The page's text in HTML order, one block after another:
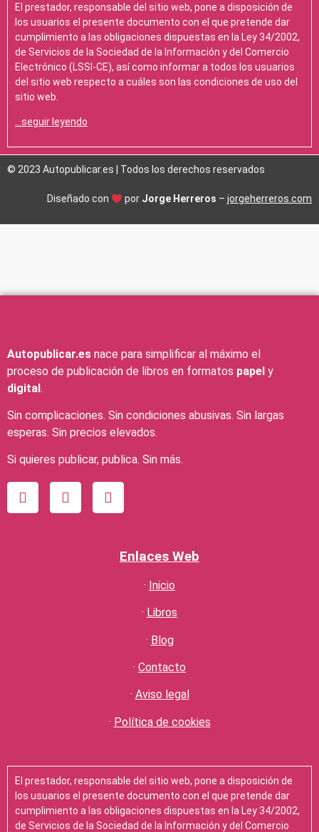
El prestador, responsable del sitio web, pone a disposición de
los usuarios el presente documento con el que pretende dar
cumplimiento a las obligaciones dispuestas en la Ley 34/2002,
de Servicios de la Sociedad de la Información y del Comercio
Electrónico (LSSI-CE), así como informar a todos los usuarios
del sitio web respecto a cuáles son las condiciones de uso del
sitio web.
…seguir leyendo
© 2023 Autopublicar.es | Todos los derechos reservados
Diseñado con por Jorge Herreros – jorgeherreros.com
Autopublicar.es nace para simplificar al máximo el
proceso de publicación de libros en formatos papel y
digital.
Sin complicaciones. Sin condiciones abusivas. Sin largas
esperas. Sin precios elevados.
Si quieres publicar, publica. Sin más.
Enlaces Web
· Inicio
· Libros
· Blog
· Contacto
· Aviso legal
· Política de cookies
El prestador, responsable del sitio web, pone a disposición de
los usuarios el presente documento con el que pretende dar
cumplimiento a las obligaciones dispuestas en la Ley 34/2002,
de Servicios de la Sociedad de la Información y del Comercio